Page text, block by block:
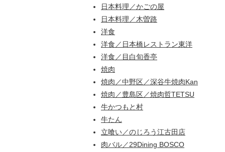
日本料理／かごの屋
日本料理／木曽路
洋食
洋食／日本橋レストラン東洋
洋食／目白旬香亭
焼肉
焼肉／中野区／深谷牛焼肉Kan
焼肉／豊島区／焼肉哲TETSU
牛かつもと村
牛たん
立喰い／のじろう江古田店
肉バル／29Dining BOSCO